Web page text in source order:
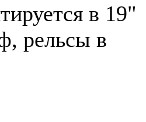
в 19"
рельсы в